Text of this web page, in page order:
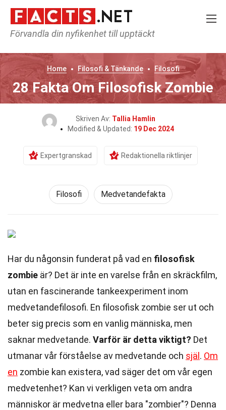
Förvandla din nyfikenhet till upptäckt
Home Filosofi & Tänkande Filosofi
28 Fakta Om Filosofisk Zombie
Skriven Av: Tallia Hamlin
Modified & Updated: 19 Dec 2024
Expertgranskad Redaktionella riktlinjer
Filosofi Medvetandefakta
Har du någonsin funderat på vad en filosofisk
zombie är? Det är inte en varelse från en skräckfilm,
utan en fascinerande tankeexperiment inom
medvetandefilosofi. En filosofisk zombie ser ut och
beter sig precis som en vanlig människa, men
saknar medvetande. Varför är detta viktigt? Det
utmanar vår förståelse av medvetande och själ . Om
en zombie kan existera, vad säger det om vår egen
medvetenhet? Kan vi verkligen veta om andra
människor är medvetna eller bara "zombier"? Denna